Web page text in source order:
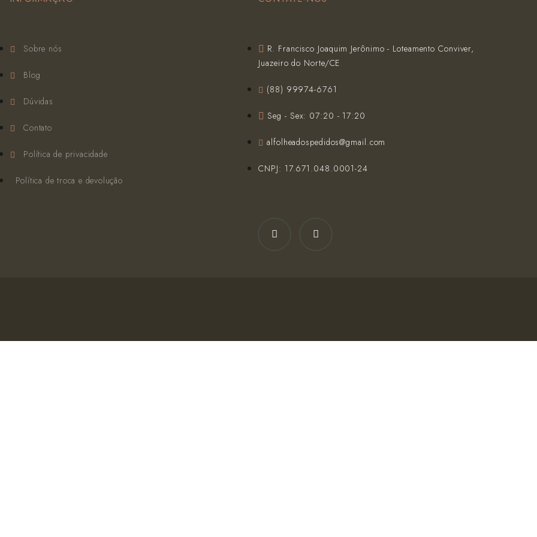
Sobre nós
Blog
Dúvidas
Contato
Política de privacidade
Política de troca e devolução
R. Francisco Joaquim Jerônimo - Loteamento Conviver,
Juazeiro do Norte/CE
(‪88) 99974-6761‬
Seg - Sex: 07:20 - 17:20
alfolheadospedidos@gmail.com
CNPJ: 17.671.048.0001-24